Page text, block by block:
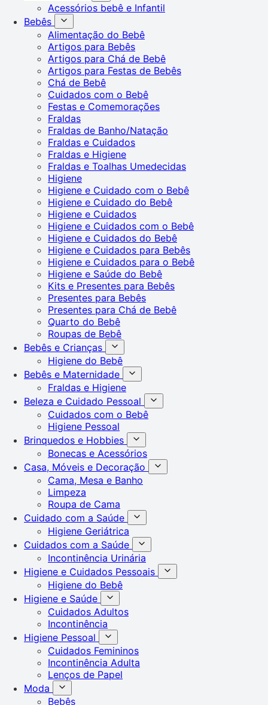
Acessórios bebê e Infantil
Bebês
Alimentação do Bebê
Artigos para Bebês
Artigos para Chá de Bebê
Artigos para Festas de Bebês
Chá de Bebê
Cuidados com o Bebê
Festas e Comemorações
Fraldas
Fraldas de Banho/Natação
Fraldas e Cuidados
Fraldas e Higiene
Fraldas e Toalhas Umedecidas
Higiene
Higiene e Cuidado com o Bebê
Higiene e Cuidado do Bebê
Higiene e Cuidados
Higiene e Cuidados com o Bebê
Higiene e Cuidados do Bebê
Higiene e Cuidados para Bebês
Higiene e Cuidados para o Bebê
Higiene e Saúde do Bebê
Kits e Presentes para Bebês
Presentes para Bebês
Presentes para Chá de Bebê
Quarto do Bebê
Roupas de Bebê
Bebês e Crianças
Higiene do Bebê
Bebês e Maternidade
Fraldas e Higiene
Beleza e Cuidado Pessoal
Cuidados com o Bebê
Higiene Pessoal
Brinquedos e Hobbies
Bonecas e Acessórios
Casa, Móveis e Decoração
Cama, Mesa e Banho
Limpeza
Roupa de Cama
Cuidado com a Saúde
Higiene Geriátrica
Cuidados com a Saúde
Incontinência Urinária
Higiene e Cuidados Pessoais
Higiene do Bebê
Higiene e Saúde
Cuidados Adultos
Incontinência
Higiene Pessoal
Cuidados Femininos
Incontinência Adulta
Lenços de Papel
Moda
Bebês